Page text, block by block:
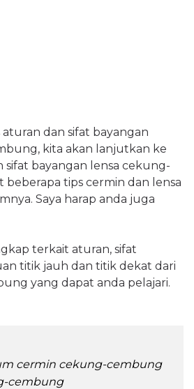
dan sifat bayangan
kita akan lanjutkan ke
bayangan lensa cekung-
tips cermin dan lensa
Saya harap anda juga
terkait aturan, sifat
titik jauh dan titik dekat dari
yang dapat anda pelajari.
cermin cekung-cembung
cembung